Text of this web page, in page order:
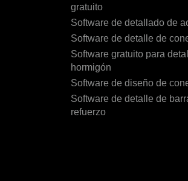
gratuito
Software de detallado de
Software de detalle de
Software gratuito para
hormigón
Software de diseño de
Software de detalle de
refuerzo